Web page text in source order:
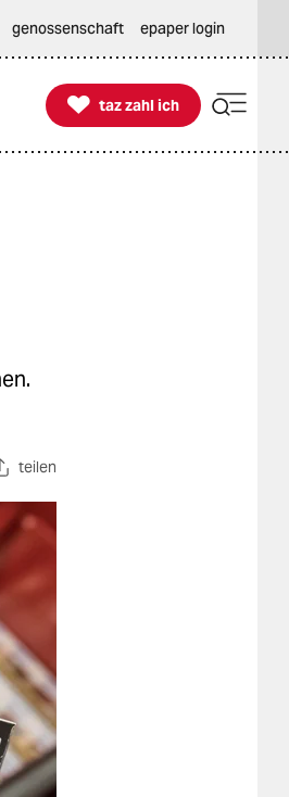
genossenschaft epaper login

taz zahl ich
taz zahl ich
teilen